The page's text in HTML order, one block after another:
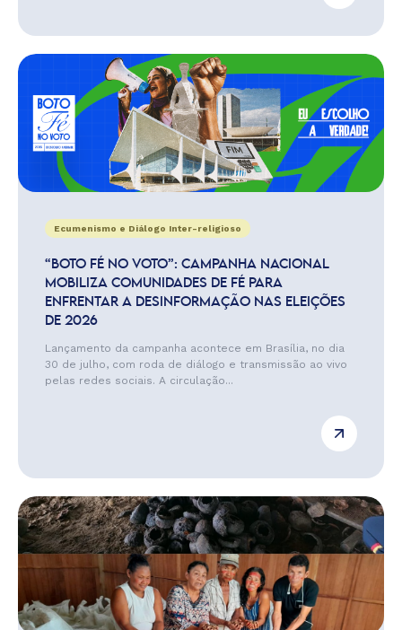
Ecumenismo e Diálogo Inter-religioso
“BOTO FÉ NO VOTO”: CAMPANHA NACIONAL
MOBILIZA COMUNIDADES DE FÉ PARA
ENFRENTAR A DESINFORMAÇÃO NAS ELEIÇÕES
DE 2026
Lançamento da campanha acontece em Brasília, no dia
30 de julho, com roda de diálogo e transmissão ao vivo
pelas redes sociais. A circulação...